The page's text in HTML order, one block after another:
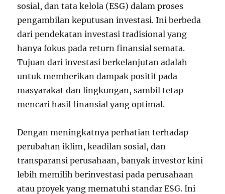
sosial, dan tata kelola (ESG) dalam proses
pengambilan keputusan investasi. Ini berbeda
dari pendekatan investasi tradisional yang
hanya fokus pada return finansial semata.
Tujuan dari investasi berkelanjutan adalah
untuk memberikan dampak positif pada
masyarakat dan lingkungan, sambil tetap
mencari hasil finansial yang optimal.
Dengan meningkatnya perhatian terhadap
perubahan iklim, keadilan sosial, dan
transparansi perusahaan, banyak investor kini
lebih memilih berinvestasi pada perusahaan
atau proyek yang mematuhi standar ESG. Ini